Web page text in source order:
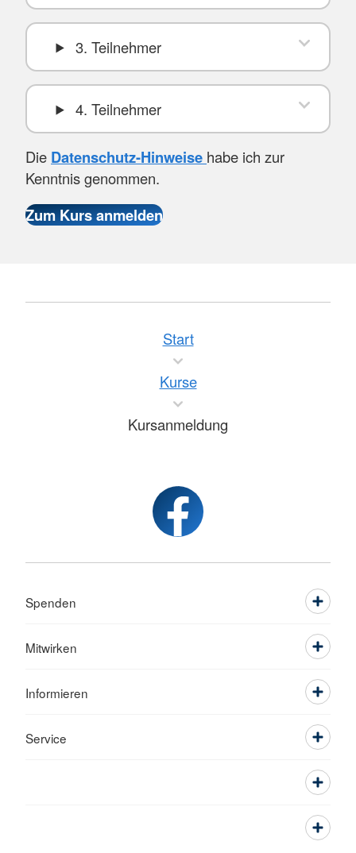
3. Teilnehmer
4. Teilnehmer
Die Datenschutz-Hinweise habe ich zur
Kenntnis genommen.
Start
Kurse
Kursanmeldung
Spenden
Mitwirken
Informieren
Service